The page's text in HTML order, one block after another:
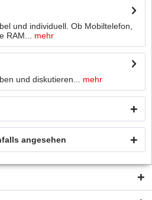
und individuell. Ob Mobiltelefon,
RAM...
mehr
und diskutieren...
mehr
angesehen